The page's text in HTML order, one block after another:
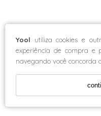
Yool utiliza cookies e
experiência de compra e
navegando você concorda